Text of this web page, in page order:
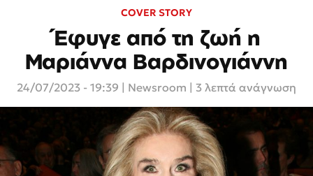
COVER STORY
Έφυγε από τη ζωή η
Μαριάννα Βαρδινογιάννη
24/07/2023 - 19:39 Newsroom | 3 λεπτά ανάγνωση